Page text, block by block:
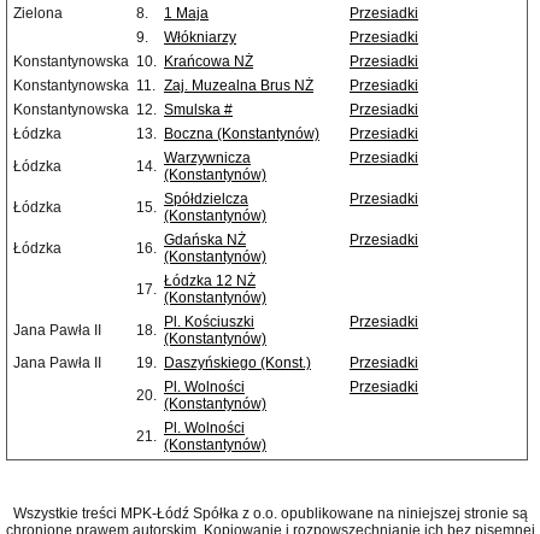
Zielona
8. 1 Maja
Przesiadki
9.
Włókniarzy
Przesiadki
Konstantynowska 10. Krańcowa NŻ
Przesiadki
Konstantynowska 11. Zaj. Muzealna Brus NŻ
Przesiadki
Konstantynowska 12. Smulska #
Przesiadki
Łódzka
13. Boczna (Konstantynów)
Przesiadki
Łódzka
14. Warzywnicza
(Konstantynów)
Przesiadki
Łódzka 15. Spółdzielcza
(Konstantynów)
Przesiadki
Łódzka 16. Gdańska NŻ
(Konstantynów)
Przesiadki
17. Łódzka 12 NŻ
(Konstantynów)
Jana Pawła II
18. Pl. Kościuszki
(Konstantynów)
Przesiadki
Jana Pawła II 19. Daszyńskiego (Konst.)
Przesiadki
20. Pl. Wolności
(Konstantynów)
Przesiadki
21. Pl. Wolności
(Konstantynów)
Wszystkie treści MPK-Łódź Spółka z o.o. opublikowane na niniejszej stronie są
chronione prawem autorskim. Kopiowanie i rozpowszechnianie ich bez pisemnej